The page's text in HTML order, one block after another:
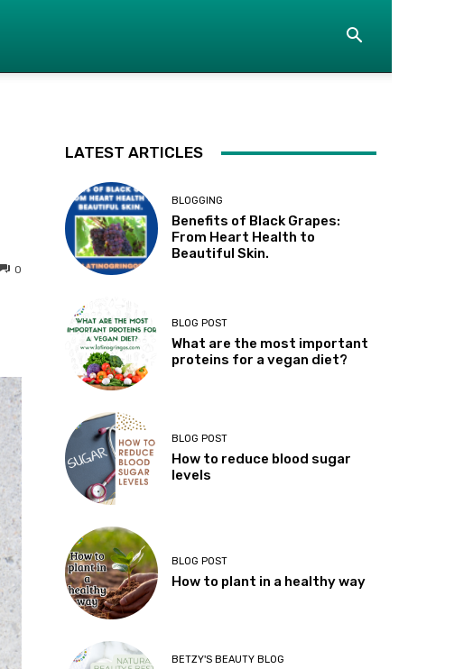
0
LATEST ARTICLES
BLOGGING
Benefits of Black Grapes:
From Heart Health to
Beautiful Skin.
BLOG POST
What are the most important
proteins for a vegan diet?
BLOG POST
How to reduce blood sugar
levels
BLOG POST
How to plant in a healthy way
BETZY'S BEAUTY BLOG